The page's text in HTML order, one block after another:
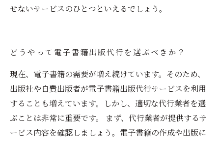
せないサービスのひとつといえるでしょう。
どうやって電子書籍出版代行を選ぶべきか？
現在、電子書籍の需要が増え続けています。そのため、
出版社や自費出版者が電子書籍出版代行サービスを利用
することも増えています。しかし、適切な代行業者を選
ぶことは非常に重要です。 まず、代行業者が提供するサ
ービス内容を確認しましょう。電子書籍の作成や出版に